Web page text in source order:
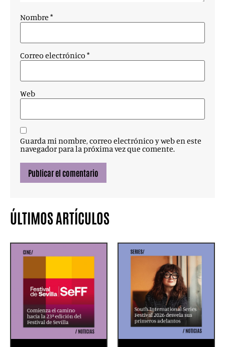
Nombre *
Correo electrónico *
Web
Guarda mi nombre, correo electrónico y web en este
navegador para la próxima vez que comente.
ÚLTIMOS ARTÍCULOS